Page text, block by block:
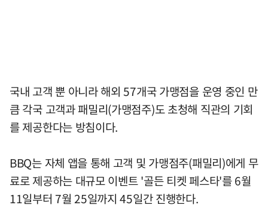
국내 고객 뿐 아니라 해외 57개국 가맹점을 운영 중인 만
큼 각국 고객과 패밀리(가맹점주)도 초청해 직관의 기회
를 제공한다는 방침이다.
BBQ는 자체 앱을 통해 고객 및 가맹점주(패밀리)에게 무
료로 제공하는 대규모 이벤트 '골든 티켓 페스타'를 6월
11일부터 7월 25일까지 45일간 진행한다.